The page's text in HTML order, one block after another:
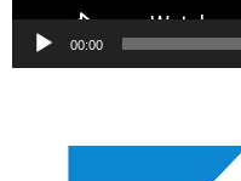
00:00